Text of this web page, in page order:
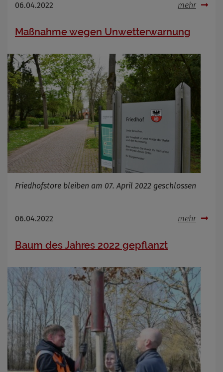
06.04.2022 mehr
Maßnahme wegen Unwetterwarnung
Friedhofstore bleiben am 07. April 2022 geschlossen
06.04.2022 mehr
Baum des Jahres 2022 gepflanzt